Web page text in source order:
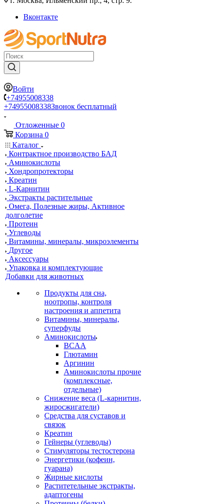
Вконтакте
Войти
+74955008338
+74955008338Звонок бесплатный
Отложенные 0
Корзина 0
Каталог
Контрактное производство БАД
Аминокислоты
Хондропротекторы
Креатин
L-Карнитин
Экстракты растительные
Омега, Полезные жиры, Активное
долголетие
Протеин
Углеводы
Витамины, минералы, микроэлементы
Другое
Аксессуары
Упаковка и комплектующие
Добавки для животных
Продукты для сна,
ноотропы, контроля
настроения и аппетита
Витамины, минералы,
суперфуды
Аминокислоты
BCAA
Глютамин
Аргинин
Аминокислоты прочие
(комплексные,
отдельные)
Снижение веса (L-карнитин,
жиросжигатели)
Средства для суставов и
связок
Креатин
Гейнеры (углеводы)
Стимуляторы тестостерона
Энергетики (кофеин,
гуарана)
Жирные кислоты
Раститетельные экстракты,
адаптогены